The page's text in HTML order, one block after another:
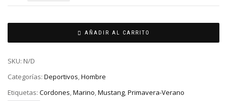
AÑADIR AL CARRITO
SKU: N/D
Categorías: Deportivos,Hombre
Etiquetas: Cordones,Marino,Mustang,Primavera-Verano